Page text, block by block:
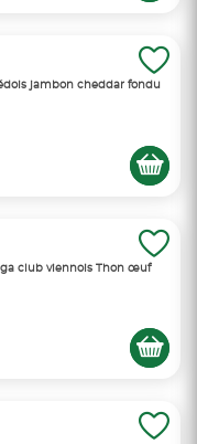
jambon cheddar fondu
club viennois Thon œuf